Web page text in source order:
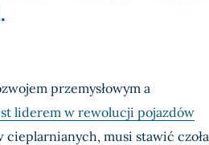
przemysłowym a
liderem w rewolucji pojazdów
cieplarnianych, musi stawić czoła